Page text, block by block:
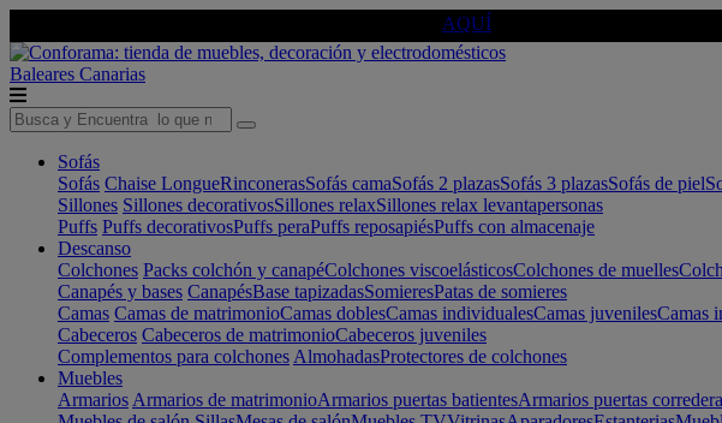
AQUÍ
Baleares Canarias
Sofás
Sofás Chaise LongueRinconerasSofás camaSofás 2 plazasSofás 3 plazasSofás de piel
Sillones Sillones decorativosSillones relaxSillones relax levantapersonas
Puffs Puffs decorativosPuffs peraPuffs reposapiésPuffs con almacenaje
Descanso
Colchones Packs colchón y canapéColchones viscoelásticosColchones de muelles
Canapés y bases CanapésBase tapizadasSomieresPatas de somieres
Camas Camas de matrimonioCamas doblesCamas individualesCamas juvenilesCamas
Cabeceros Cabeceros de matrimonioCabeceros juveniles
Complementos para colchones AlmohadasProtectores de colchones
Muebles
Armarios Armarios de matrimonioArmarios puertas batientesArmarios puertas